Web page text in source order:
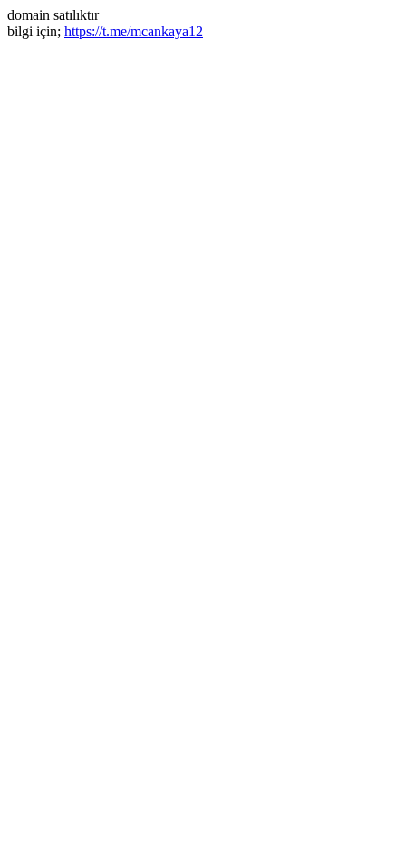
domain satılıktır
bilgi için; https://t.me/mcankaya12